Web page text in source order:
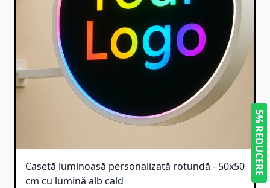
Casetă luminoasă personalizată rotundă - 50x50
cm cu lumină alb cald
5% REDUCERE